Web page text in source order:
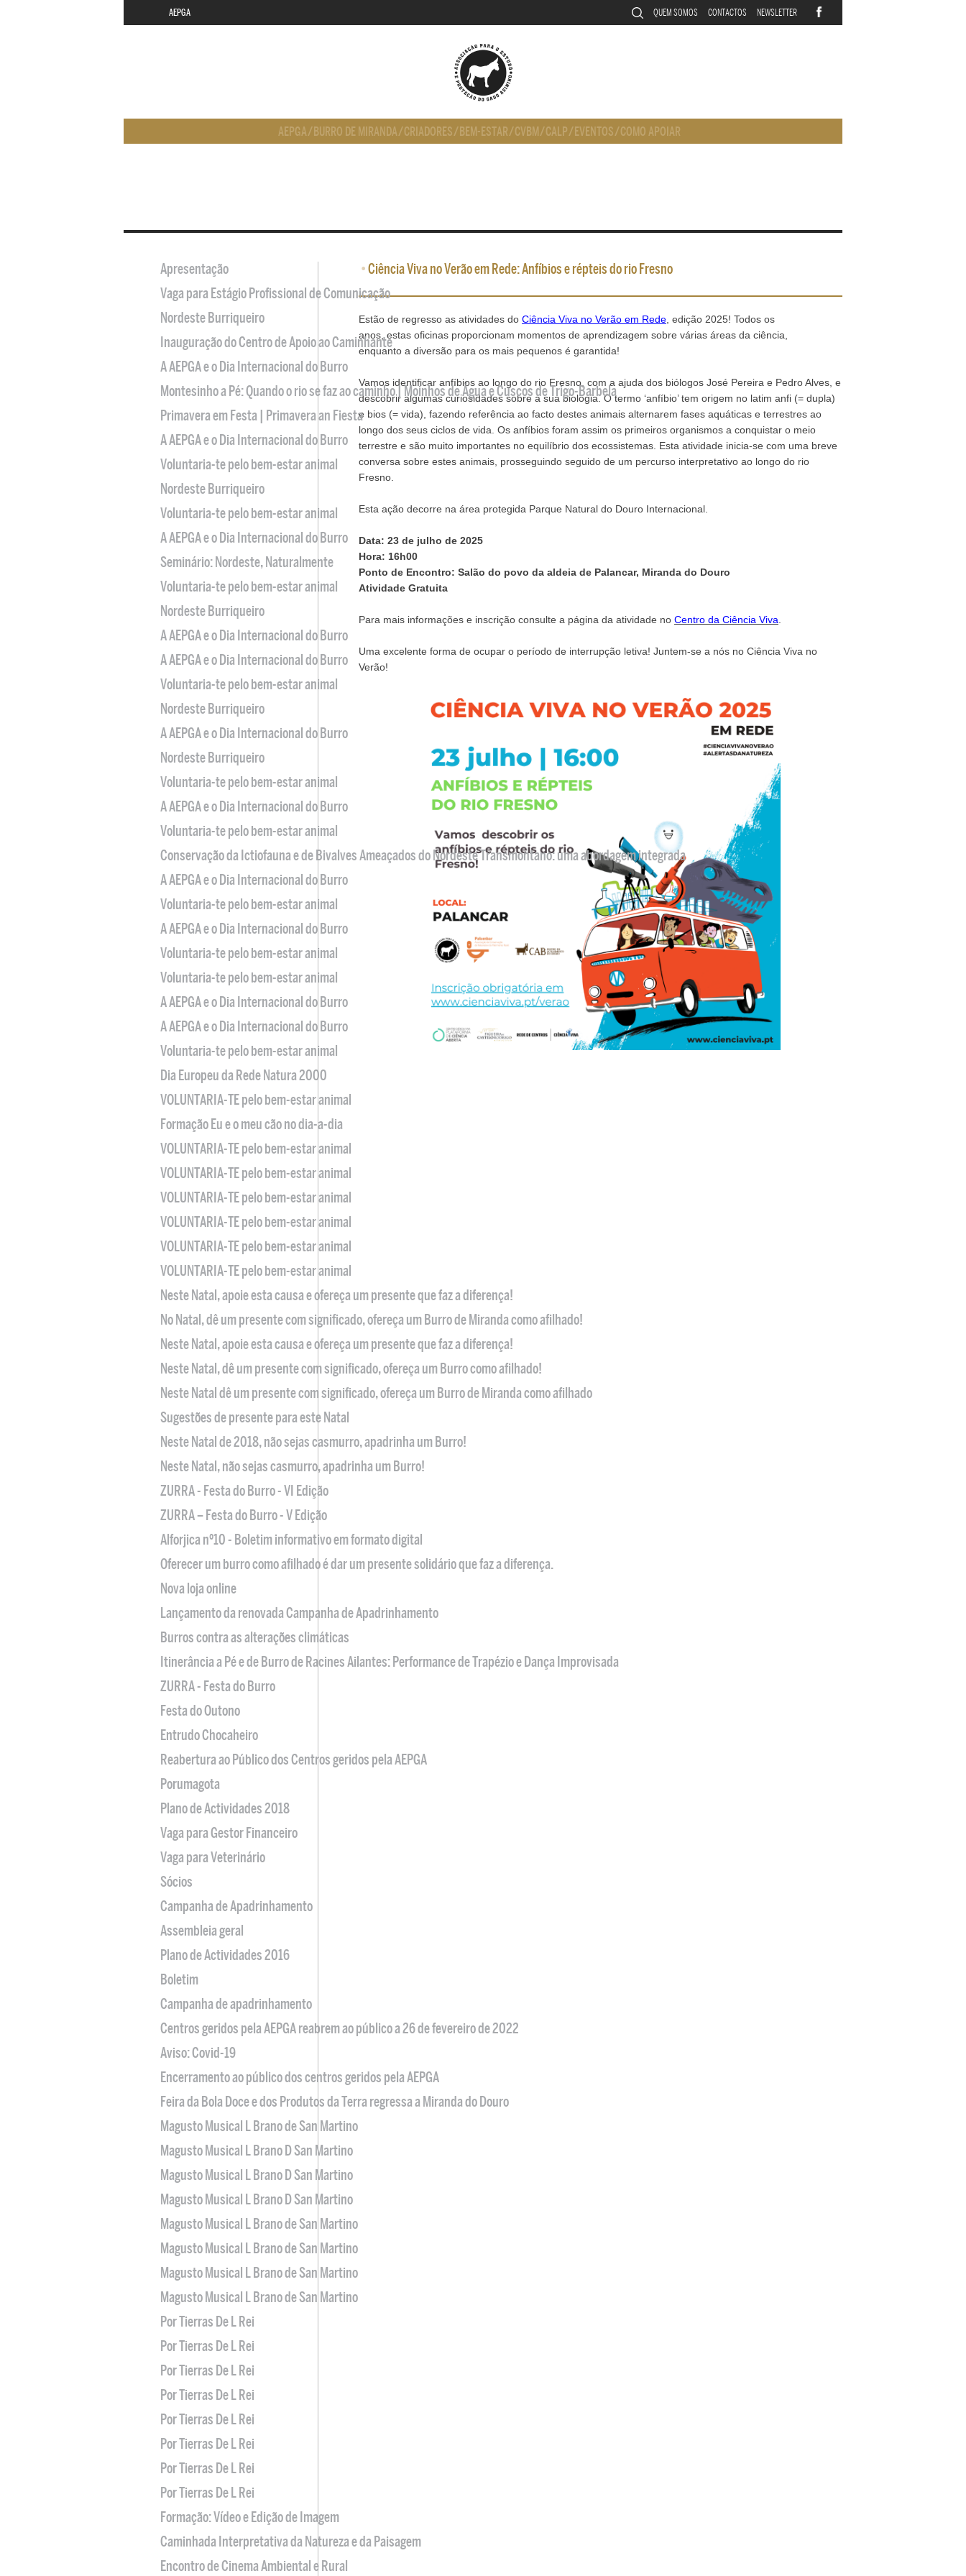
AEPGA QUEM SOMOS CONTACTOS NEWSLETTER
AEPGA/ BURRO DE MIRANDA/CRIADORES/ BEM-ESTAR/CVBM/CALP/ EVENTOS/COMO APOIAR
•Ciência Viva no Verão em Rede: Anfíbios e répteis do rio Fresno
Estão de regresso as atividades do Ciência Viva no Verão em Rede , edição 2025! Todos os
anos, estas oficinas proporcionam momentos de aprendizagem sobre várias áreas da ciência,
enquanto a diversão para os mais pequenos é garantida!
Vamos identificar anfíbios ao longo do rio Fresno, com a ajuda dos biólogos José Pereira e Pedro Alves, e
descobrir algumas curiosidades sobre a sua biologia. O termo ‘anfíbio’ tem origem no latim anfi (= dupla)
e bios (= vida), fazendo referência ao facto destes animais alternarem fases aquáticas e terrestres ao
longo dos seus ciclos de vida. Os anfíbios foram assim os primeiros organismos a conquistar o meio
terrestre e são muito importantes no equilíbrio dos ecossistemas. Esta atividade inicia-se com uma breve
conversa sobre estes animais, prosseguindo seguido de um percurso interpretativo ao longo do rio
Fresno.
Esta ação decorre na área protegida Parque Natural do Douro Internacional.
Data: 23 de julho de 2025
Hora: 16h00
Ponto de Encontro: Salão do povo da aldeia de Palancar, Miranda do Douro
Atividade Gratuita
Para mais informações e inscrição consulte a página da atividade no Centro da Ciência Viva
Uma excelente forma de ocupar o período de interrupção letiva! Juntem-se a nós no Ciência Viva no
Verão!
Apresentação
Vaga para Estágio Profissional de Comunicação
Nordeste Burriqueiro
Inauguração do Centro de Apoio ao Caminhante
A AEPGA e o Dia Internacional do Burro
Montesinho a Pé: Quando o rio se faz ao caminho | Moinhos de Água e Cuscos de Trigo-Barbela
Primavera em Festa | Primavera an Fiesta
A AEPGA e o Dia Internacional do Burro
Voluntaria-te pelo bem-estar animal
Nordeste Burriqueiro
Voluntaria-te pelo bem-estar animal
A AEPGA e o Dia Internacional do Burro
Seminário: Nordeste, Naturalmente
Voluntaria-te pelo bem-estar animal
Nordeste Burriqueiro
A AEPGA e o Dia Internacional do Burro
A AEPGA e o Dia Internacional do Burro
Voluntaria-te pelo bem-estar animal
Nordeste Burriqueiro
A AEPGA e o Dia Internacional do Burro
Nordeste Burriqueiro
Voluntaria-te pelo bem-estar animal
A AEPGA e o Dia Internacional do Burro
Voluntaria-te pelo bem-estar animal
Conservação da Ictiofauna e de Bivalves Ameaçados do Nordeste Transmontano: uma abordagem integrada
A AEPGA e o Dia Internacional do Burro
Voluntaria-te pelo bem-estar animal
A AEPGA e o Dia Internacional do Burro
Voluntaria-te pelo bem-estar animal
Voluntaria-te pelo bem-estar animal
A AEPGA e o Dia Internacional do Burro
A AEPGA e o Dia Internacional do Burro
Voluntaria-te pelo bem-estar animal
Dia Europeu da Rede Natura 2000
VOLUNTARIA-TE pelo bem-estar animal
Formação Eu e o meu cão no dia-a-dia
VOLUNTARIA-TE pelo bem-estar animal
VOLUNTARIA-TE pelo bem-estar animal
VOLUNTARIA-TE pelo bem-estar animal
VOLUNTARIA-TE pelo bem-estar animal
VOLUNTARIA-TE pelo bem-estar animal
VOLUNTARIA-TE pelo bem-estar animal
Neste Natal, apoie esta causa e ofereça um presente que faz a diferença!
No Natal, dê um presente com significado, ofereça um Burro de Miranda como afilhado!
Neste Natal, apoie esta causa e ofereça um presente que faz a diferença!
Neste Natal, dê um presente com significado, ofereça um Burro como afilhado!
Neste Natal dê um presente com significado, ofereça um Burro de Miranda como afilhado
Sugestões de presente para este Natal
Neste Natal de 2018, não sejas casmurro, apadrinha um Burro!
Neste Natal, não sejas casmurro, apadrinha um Burro!
ZURRA - Festa do Burro - VI Edição
ZURRA – Festa do Burro - V Edição
Alforjica nº10 - Boletim informativo em formato digital
Oferecer um burro como afilhado é dar um presente solidário que faz a diferença.
Nova loja online
Lançamento da renovada Campanha de Apadrinhamento
Burros contra as alterações climáticas
Itinerância a Pé e de Burro de Racines Ailantes: Performance de Trapézio e Dança Improvisada
ZURRA - Festa do Burro
Festa do Outono
Entrudo Chocaheiro
Reabertura ao Público dos Centros geridos pela AEPGA
Porumagota
Plano de Actividades 2018
Vaga para Gestor Financeiro
Vaga para Veterinário
Sócios
Campanha de Apadrinhamento
Assembleia geral
Plano de Actividades 2016
Boletim
Campanha de apadrinhamento
Centros geridos pela AEPGA reabrem ao público a 26 de fevereiro de 2022
Aviso: Covid-19
Encerramento ao público dos centros geridos pela AEPGA
Feira da Bola Doce e dos Produtos da Terra regressa a Miranda do Douro
Magusto Musical L Brano de San Martino
Magusto Musical L Brano D San Martino
Magusto Musical L Brano D San Martino
Magusto Musical L Brano D San Martino
Magusto Musical L Brano de San Martino
Magusto Musical L Brano de San Martino
Magusto Musical L Brano de San Martino
Magusto Musical L Brano de San Martino
Por Tierras De L Rei
Por Tierras De L Rei
Por Tierras De L Rei
Por Tierras De L Rei
Por Tierras De L Rei
Por Tierras De L Rei
Por Tierras De L Rei
Por Tierras De L Rei
Formação: Vídeo e Edição de Imagem
Caminhada Interpretativa da Natureza e da Paisagem
Encontro de Cinema Ambiental e Rural